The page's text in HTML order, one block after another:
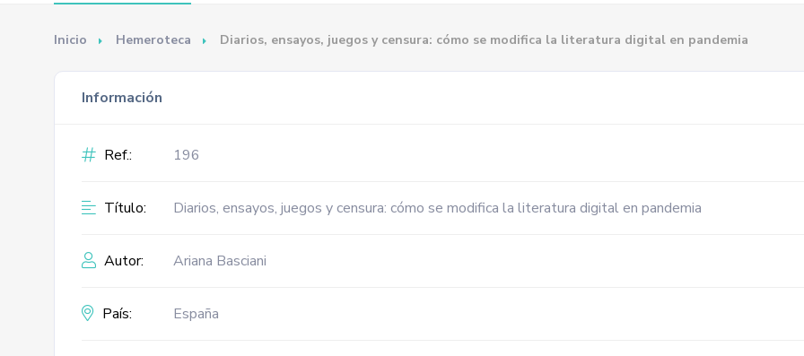
Inicio Hemeroteca Diarios, ensayos, juegos y censura: cómo se modifica la literatura digital en pandemia
Información
Ref.: 196
Título: Diarios, ensayos, juegos y censura: cómo se modifica la literatura digital en pandemia
Autor: Ariana Basciani
País: España